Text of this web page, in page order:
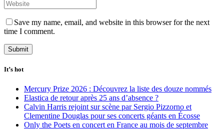
Save my name, email, and website in this browser for the next
time I comment.
It’s hot
Mercury Prize 2026 : Découvrez la liste des douze nommés
Elastica de retour après 25 ans d’absence ?
Calvin Harris rejoint sur scène par Sergio Pizzorno et
Clementine Douglas pour ses concerts géants en Écosse
Only the Poets en concert en France au mois de septembre